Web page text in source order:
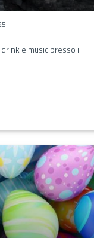
e music presso il